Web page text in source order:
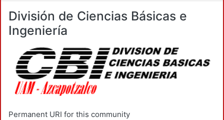
División de Ciencias Básicas e
Ingeniería
Permanent URI for this community